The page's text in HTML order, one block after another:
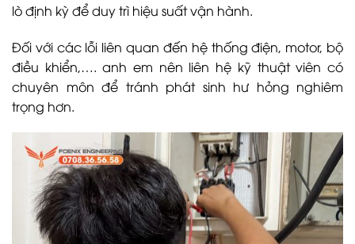
lò định kỳ để duy trì hiệu suất vận hành.
Đối với các lỗi liên quan đến hệ thống điện, motor, bộ
điều khiển,…. anh em nên liên hệ kỹ thuật viên có
chuyên môn để tránh phát sinh hư hỏng nghiêm
trọng hơn.